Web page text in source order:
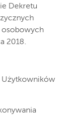
Dekretu
osobowych
2018.
Użytkowników